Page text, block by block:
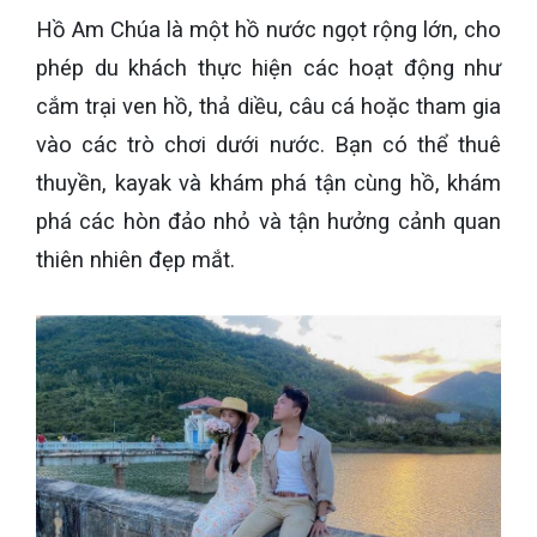
Hồ Am Chúa là một hồ nước ngọt rộng lớn, cho
phép du khách thực hiện các hoạt động như
cắm trại ven hồ, thả diều, câu cá hoặc tham gia
vào các trò chơi dưới nước. Bạn có thể thuê
thuyền, kayak và khám phá tận cùng hồ, khám
phá các hòn đảo nhỏ và tận hưởng cảnh quan
thiên nhiên đẹp mắt.